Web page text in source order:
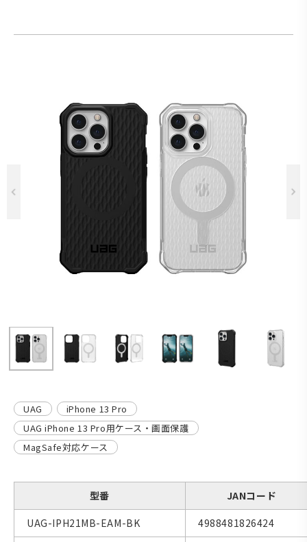
UAG
iPhone 13 Pro
UAG iPhone 13 Pro用ケース・画面保護
MagSafe対応ケース
型番
JANコード
UAG-IPH21MB-EAM-BK
4988481826424